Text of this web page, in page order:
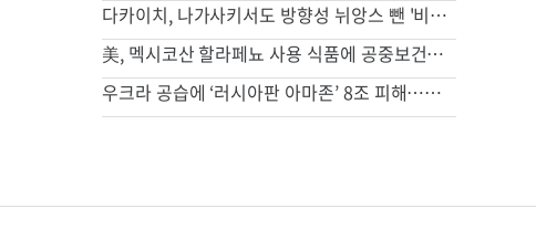
다카이치, 나가사키서도 방향성 뉘앙스 뺀 '비핵3원칙' 표현유지(종합)
美, 멕시코산 할라페뇨 사용 식품에 공중보건경보
우크라 공습에 ‘러시아판 아마존’ 8조 피해…고려인 여성 CEO 위기